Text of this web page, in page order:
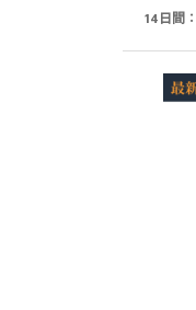
14日間